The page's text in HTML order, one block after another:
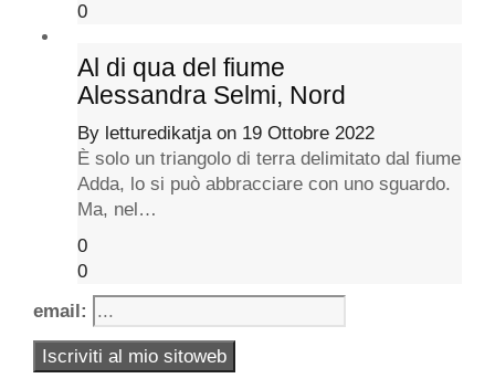
0
Al di qua del fiume
Alessandra Selmi, Nord
By letturedikatjaon 19 Ottobre 2022
È solo un triangolo di terra delimitato dal fiume
Adda, lo si può abbracciare con uno sguardo.
Ma, nel…
0
0
email: